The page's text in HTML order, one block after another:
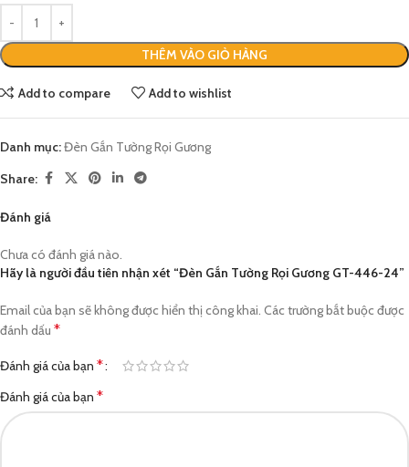
THÊM VÀO GIỎ HÀNG
Add to compare Add to wishlist
Danh mục:Đèn Gắn Tường Rọi Gương
Share:
Đánh giá
Chưa có đánh giá nào.
Hãy là người đầu tiên nhận xét “Đèn Gắn Tường Rọi Gương GT-446-24”
Email của bạn sẽ không được hiển thị công khai. Các trường bắt buộc được
đánh dấu *
Đánh giá của bạn *
Đánh giá của bạn *